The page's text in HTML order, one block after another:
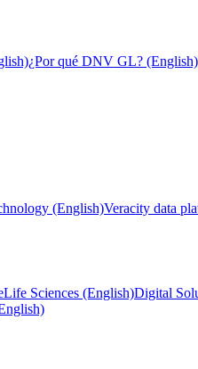
¿Por qué DNV GL? (English)
(English)Veracity data
Life Sciences (English)Digital